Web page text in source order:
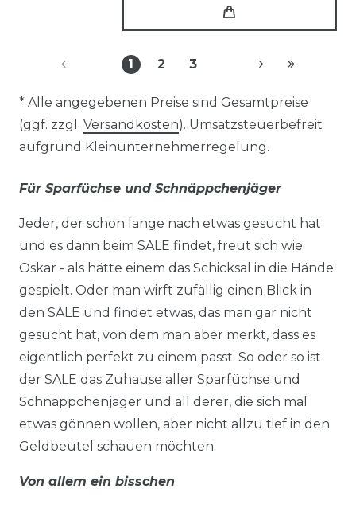
1 2 3
* Alle angegebenen Preise sind Gesamtpreise
(ggf. zzgl. Versandkosten). Umsatzsteuerbefreit
aufgrund Kleinunternehmerregelung.
Für Sparfüchse und Schnäppchenjäger
Jeder, der schon lange nach etwas gesucht hat
und es dann beim SALE findet, freut sich wie
Oskar - als hätte einem das Schicksal in die Hände
gespielt. Oder man wirft zufällig einen Blick in
den SALE und findet etwas, das man gar nicht
gesucht hat, von dem man aber merkt, dass es
eigentlich perfekt zu einem passt. So oder so ist
der SALE das Zuhause aller Sparfüchse und
Schnäppchenjäger und all derer, die sich mal
etwas gönnen wollen, aber nicht allzu tief in den
Geldbeutel schauen möchten.
Von allem ein bisschen